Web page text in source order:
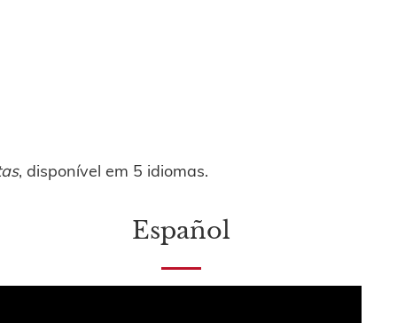
, disponível em 5 idiomas.
Español